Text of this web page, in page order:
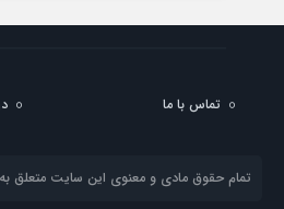
تماس با ما
تمام حقوق مادی و معنوی این سایت متعلق به